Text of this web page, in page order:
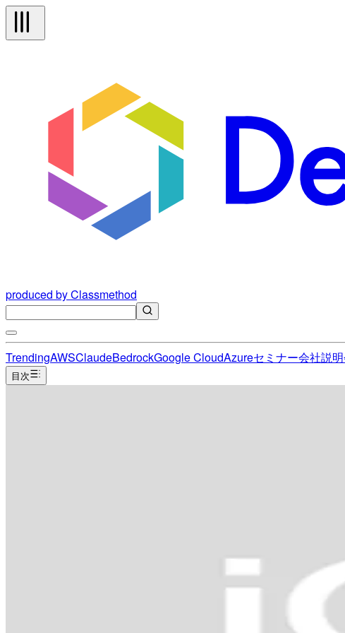
produced by Classmethod
TrendingAWSClaudeBedrockGoogle CloudAzureセミナー会社説
目次